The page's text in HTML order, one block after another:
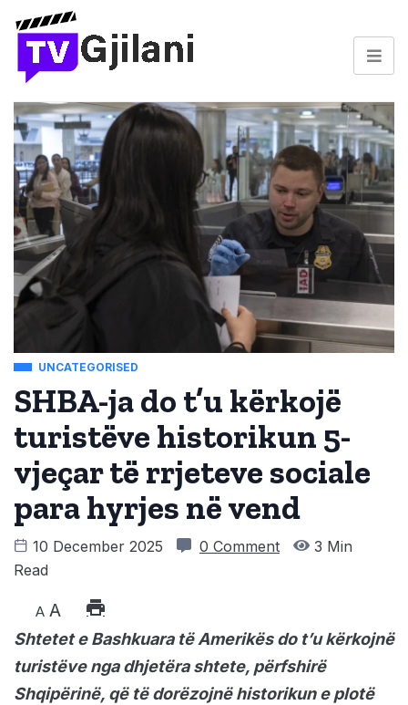
UNCATEGORISED
SHBA-ja do t’u kërkojë
turistëve historikun 5-
vjeçar të rrjeteve sociale
para hyrjes në vend
10 December 2025 0 Comment
3 Min
Read
A A
Shtetet e Bashkuara të Amerikës do t’u kërkojnë
turistëve nga dhjetëra shtete, përfshirë
Shqipërinë, që të dorëzojnë historikun e plotë